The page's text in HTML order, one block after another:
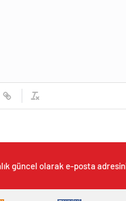
güncel olarak e-posta